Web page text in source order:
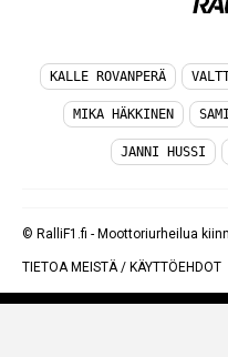
KALLE ROVANPERÄ
MIKA HÄKKINEN
JANNI HUSSI
© RalliF1.fi - Moottoriurheilua
TIETOA MEISTÄ/ KÄYTTÖEHDOT